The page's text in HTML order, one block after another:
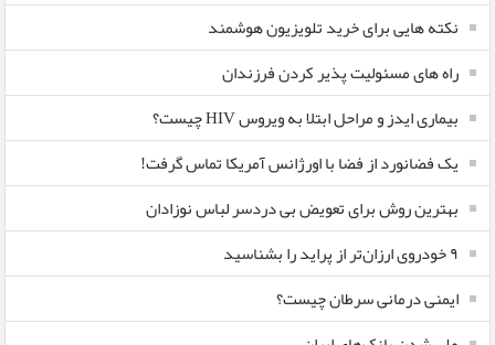
نکته هایی برای خرید تلویزیون هوشمند
راه های مسئولیت پذیر کردن فرزندان
بیماری ایدز و مراحل ابتلا به ویروس HIV چیست؟
یک فضانورد از فضا با اورژانس آمریکا تماس گرفت!
بهترین روش برای تعویض بی دردسر لباس نوزادان
٩ خودروی ارزان‌تر از پراید را بشناسید
ایمنی درمانی سرطان چیست؟